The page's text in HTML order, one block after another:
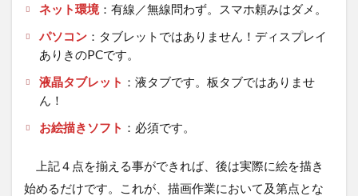
ネット環境：有線／無線問わず。スマホ頼みはダメ。
パソコン：タブレットではありません！ディスプレイ
ありきのPCです。
液晶タブレット ：液タブです。板タブではありませ
ん！
お絵描きソフト ：必須です。
上記４点を揃える事ができれば、後は実際に絵を描き
始めるだけです。これが、描画作業において及第点とな